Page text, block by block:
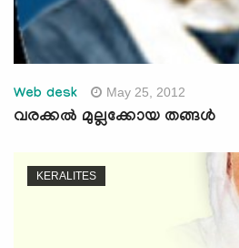
Web desk May 25, 2012
വരക്കല്‍ മുല്ലക്കോയ തങ്ങള്‍
KERALITES